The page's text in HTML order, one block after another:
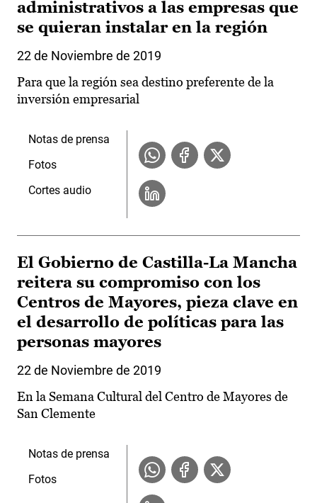
administrativos a las empresas que
se quieran instalar en la región
22 de Noviembre de 2019
Para que la región sea destino preferente de la
inversión empresarial
Notas de prensa
Fotos
Cortes audio
El Gobierno de Castilla-La Mancha
reitera su compromiso con los
Centros de Mayores, pieza clave en
el desarrollo de políticas para las
personas mayores
22 de Noviembre de 2019
En la Semana Cultural del Centro de Mayores de
San Clemente
Notas de prensa
Fotos